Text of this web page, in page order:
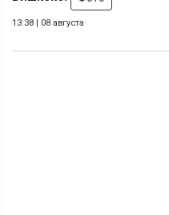
13:38 | 08 августа